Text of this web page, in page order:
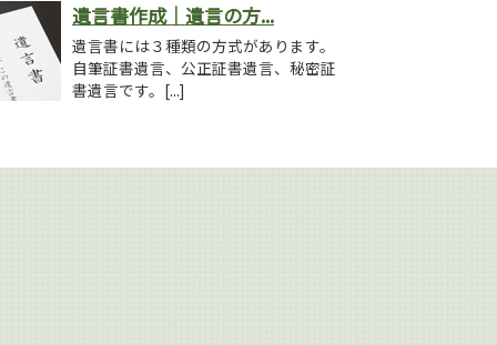
遺言書作成｜遺言の方...
遺言書には３種類の方式があります。
自筆証書遺言、公正証書遺言、秘密証
書遺言です。[...]